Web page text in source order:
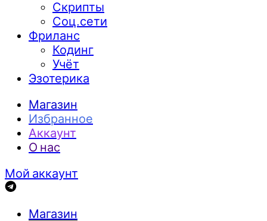
Скрипты
Соц.сети
Фриланс
Кодинг
Учёт
Эзотерика
Магазин
Избранное
Аккаунт
О нас
Мой аккаунт
Магазин